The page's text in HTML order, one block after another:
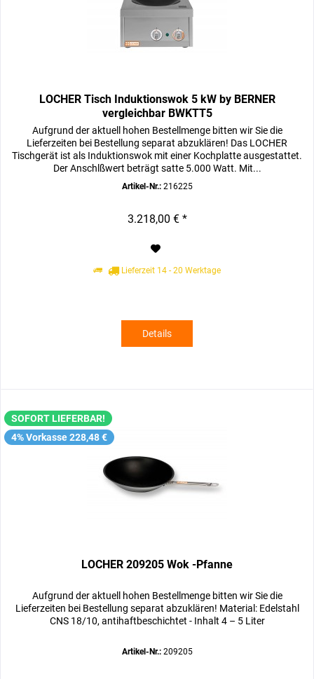
LOCHER Tisch Induktionswok 5 kW by BERNER
vergleichbar BWKTT5
Aufgrund der aktuell hohen Bestellmenge bitten wir Sie die
Lieferzeiten bei Bestellung separat abzuklären! Das LOCHER
Tischgerät ist als Induktionswok mit einer Kochplatte ausgestattet.
Der Anschlßwert beträgt satte 5.000 Watt. Mit...
Artikel-Nr.:216225
3.218,00 € *
Lieferzeit 14 - 20 Werktage
Details
SOFORT LIEFERBAR!
4% Vorkasse 228,48 €
LOCHER 209205 Wok -Pfanne
Aufgrund der aktuell hohen Bestellmenge bitten wir Sie die
Lieferzeiten bei Bestellung separat abzuklären! Material: Edelstahl
CNS 18/10, antihaftbeschichtet - Inhalt 4 – 5 Liter
Artikel-Nr.:209205